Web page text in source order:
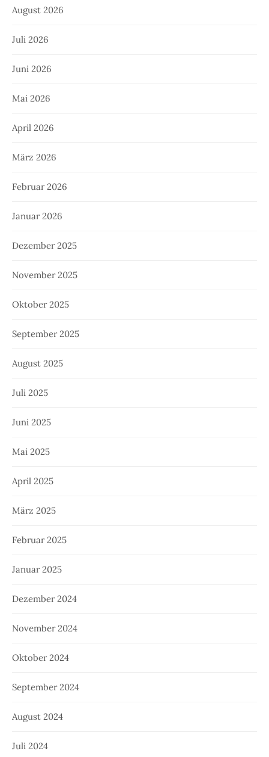
August 2026
Juli 2026
Juni 2026
Mai 2026
April 2026
März 2026
Februar 2026
Januar 2026
Dezember 2025
November 2025
Oktober 2025
September 2025
August 2025
Juli 2025
Juni 2025
Mai 2025
April 2025
März 2025
Februar 2025
Januar 2025
Dezember 2024
November 2024
Oktober 2024
September 2024
August 2024
Juli 2024